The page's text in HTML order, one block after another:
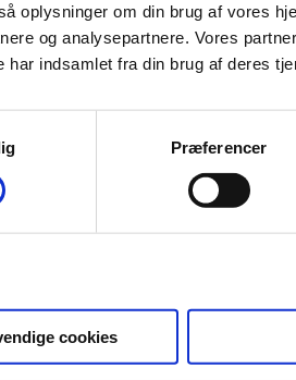
oplysninger om din brug af vores
og analysepartnere. Vores
har indsamlet fra din brug af deres
Præferencer
cookies